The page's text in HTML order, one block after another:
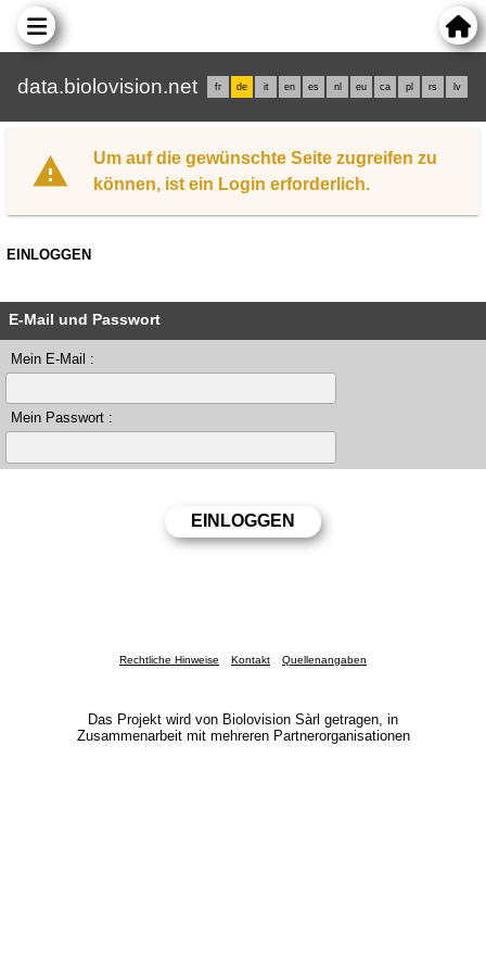
data.biolovision.net fr de it en es nl eu ca pl rs lv
Um auf die gewünschte Seite zugreifen zu
können, ist ein Login erforderlich.
EINLOGGEN
E-Mail und Passwort
Mein E-Mail :
Mein Passwort :
Rechtliche Hinweise Kontakt Quellenangaben
Das Projekt wird von Biolovision Sàrl getragen, in
Zusammenarbeit mit mehreren Partnerorganisationen